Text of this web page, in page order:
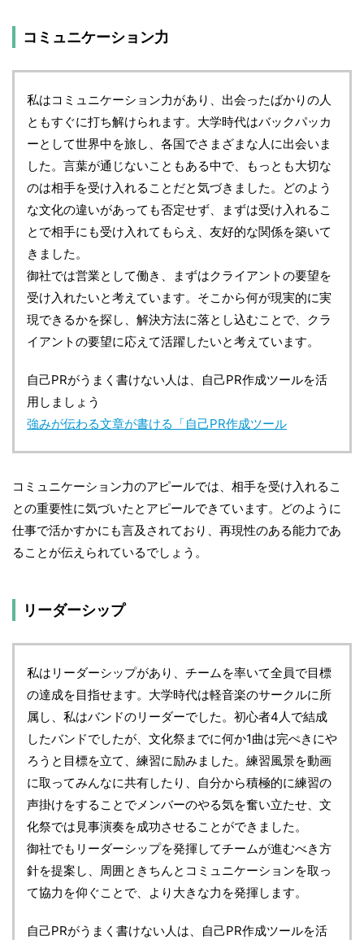
コミュニケーション力
私はコミュニケーション力があり、出会ったばかりの人
ともすぐに打ち解けられます。大学時代はバックパッカ
ーとして世界中を旅し、各国でさまざまな人に出会いま
した。言葉が通じないこともある中で、もっとも大切な
のは相手を受け入れることだと気づきました。どのよう
な文化の違いがあっても否定せず、まずは受け入れるこ
とで相手にも受け入れてもらえ、友好的な関係を築いて
きました。
御社では営業として働き、まずはクライアントの要望を
受け入れたいと考えています。そこから何が現実的に実
現できるかを探し、解決方法に落とし込むことで、クラ
イアントの要望に応えて活躍したいと考えています。
自己PRがうまく書けない人は、自己PR作成ツールを活
用しましょう
強みが伝わる文章が書ける「自己PR作成ツール
コミュニケーション力のアピールでは、相手を受け入れるこ
との重要性に気づいたとアピールできています。どのように
仕事で活かすかにも言及されており、再現性のある能力であ
ることが伝えられているでしょう。
リーダーシップ
私はリーダーシップがあり、チームを率いて全員で目標
の達成を目指せます。大学時代は軽音楽のサークルに所
属し、私はバンドのリーダーでした。初心者4人で結成
したバンドでしたが、文化祭までに何か1曲は完ぺきにや
ろうと目標を立て、練習に励みました。練習風景を動画
に取ってみんなに共有したり、自分から積極的に練習の
声掛けをすることでメンバーのやる気を奮い立たせ、文
化祭では見事演奏を成功させることができました。
御社でもリーダーシップを発揮してチームが進むべき方
針を提案し、周囲ときちんとコミュニケーションを取っ
て協力を仰ぐことで、より大きな力を発揮します。
自己PRがうまく書けない人は、自己PR作成ツールを活